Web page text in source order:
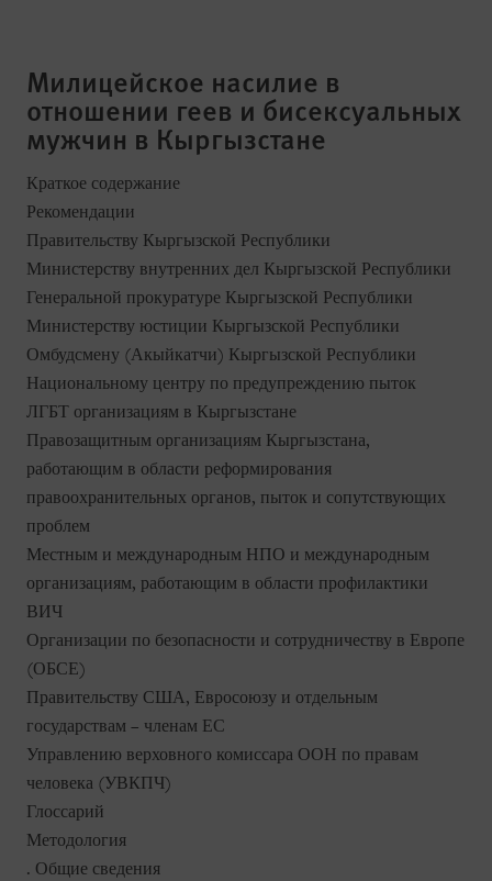
Милицейское насилие в
отношении геев и бисексуальных
мужчин в Кыргызстане
Краткое содержание
Рекомендации
Правительству Кыргызской Республики
Министерству внутренних дел Кыргызской Республики
Генеральной прокуратуре Кыргызской Республики
Министерству юстиции Кыргызской Республики
Омбудсмену (Акыйкатчи) Кыргызской Республики
Национальному центру по предупреждению пыток
ЛГБТ организациям в Кыргызстане
Правозащитным организациям Кыргызстана,
работающим в области реформирования
правоохранительных органов, пыток и сопутствующих
проблем
Местным и международным НПО и международным
организациям, работающим в области профилактики
ВИЧ
Организации по безопасности и сотрудничеству в Европе
(ОБСЕ)
Правительству США, Евросоюзу и отдельным
государствам – членам ЕС
Управлению верховного комиссара ООН по правам
человека (УВКПЧ)
Глоссарий
Методология
. Общие сведения